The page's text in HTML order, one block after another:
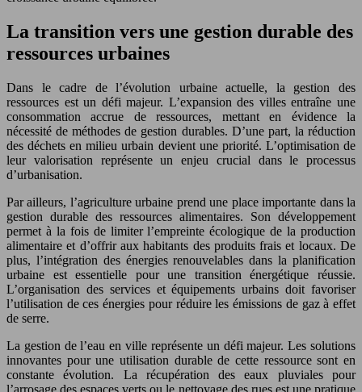
La transition vers une gestion durable des
ressources urbaines
Dans le cadre de l’évolution urbaine actuelle, la gestion des
ressources est un défi majeur. L’expansion des villes entraîne une
consommation accrue de ressources, mettant en évidence la
nécessité de méthodes de gestion durables. D’une part, la réduction
des déchets en milieu urbain devient une priorité. L’optimisation de
leur valorisation représente un enjeu crucial dans le processus
d’urbanisation.
Par ailleurs, l’agriculture urbaine prend une place importante dans la
gestion durable des ressources alimentaires. Son développement
permet à la fois de limiter l’empreinte écologique de la production
alimentaire et d’offrir aux habitants des produits frais et locaux. De
plus, l’intégration des énergies renouvelables dans la planification
urbaine est essentielle pour une transition énergétique réussie.
L’organisation des services et équipements urbains doit favoriser
l’utilisation de ces énergies pour réduire les émissions de gaz à effet
de serre.
La gestion de l’eau en ville représente un défi majeur. Les solutions
innovantes pour une utilisation durable de cette ressource sont en
constante évolution. La récupération des eaux pluviales pour
l’arrosage des espaces verts ou le nettoyage des rues est une pratique